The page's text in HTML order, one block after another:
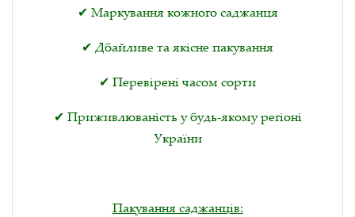
✔ Маркування кожного саджанця
✔ Дбайливе та якісне пакування
✔ Перевірені часом сорти
✔ Приживлюваність у будь-якому регіоні
України
Пакування саджанців: